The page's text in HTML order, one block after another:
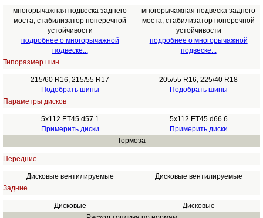
многорычажная подвеска заднего
моста, стабилизатор поперечной
устойчивости
подробнее о многорычажной
подвеске...
многорычажная подвеска заднего
моста, стабилизатор поперечной
устойчивости
подробнее о многорычажной
подвеске...
Типоразмер шин
215/60 R16, 215/55 R17
Подобрать шины
205/55 R16, 225/40 R18
Подобрать шины
Параметры дисков
5x112 ET45 d57.1
Примерить диски
5x112 ET45 d66.6
Примерить диски
Тормоза
Передние
Дисковые вентилируемые
Дисковые вентилируемые
Задние
Дисковые
Дисковые